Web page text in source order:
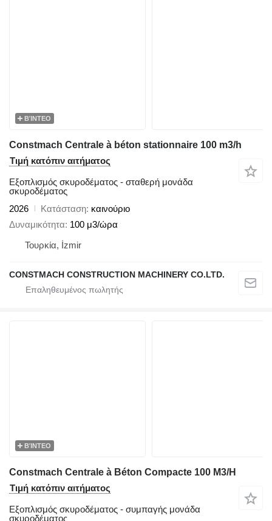
ΒΊΝΤΕΟ
Constmach Centrale à béton stationnaire 100 m3/h
Τιμή κατόπιν αιτήματος
Εξοπλισμός σκυροδέματος - σταθερή μονάδα
σκυροδέματος
2026
Κατάσταση καινούριο
Δυναμικότητα 100 μ3/ώρα
Τουρκία, İzmir
CONSTMACH CONSTRUCTION MACHINERY CO.LTD.
ΒΊΝΤΕΟ
Constmach Centrale à Béton Compacte 100 M3/H
Τιμή κατόπιν αιτήματος
Εξοπλισμός σκυροδέματος - συμπαγής μονάδα
σκυροδέματος